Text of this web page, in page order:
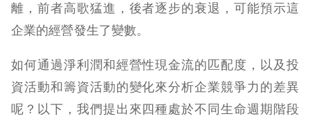
離，前者高歌猛進，後者逐步的衰退，可能預示這
企業的經營發生了變數。
如何通過淨利潤和經營性現金流的匹配度，以及投
資活動和籌資活動的變化來分析企業競爭力的差異
呢？以下，我們提出來四種處於不同生命週期階段